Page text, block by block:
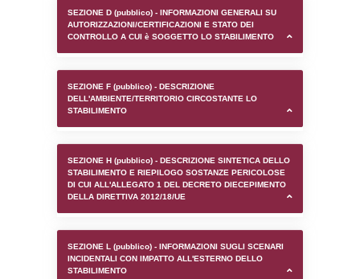
Stabilimento Eni S.p.A.
comune di Genova
SEZIONE A1 (pubblico) - INFORMAZIONI
SEZIONE D (pubblico) - INFORMAZIONI